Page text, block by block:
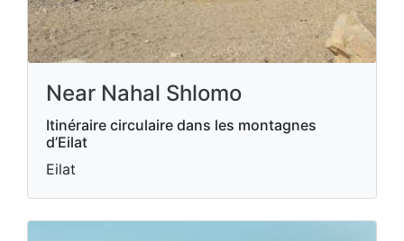
Near Nahal Shlomo
Itinéraire circulaire dans les montagnes
d’Eilat
Eilat